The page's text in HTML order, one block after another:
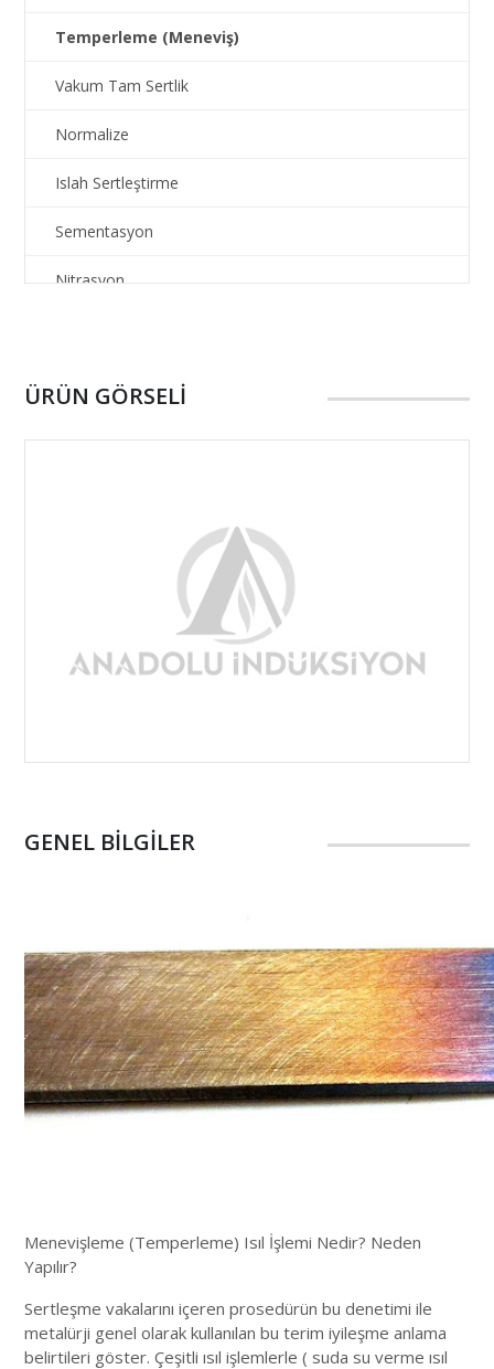
Temperleme (Meneviş)
Vakum Tam Sertlik
Normalize
Islah Sertleştirme
Sementasyon
Nitrasyon
ÜRÜN GÖRSELİ
GENEL BİLGİLER
Menevişleme (Temperleme) Isıl İşlemi Nedir? Neden
Yapılır?
Sertleşme vakalarını içeren prosedürün bu denetimi ile
metalürji genel olarak kullanılan bu terim iyileşme anlama
belirtileri göster. Çeşitli ısıl işlemlerle ( suda su verme ısıl